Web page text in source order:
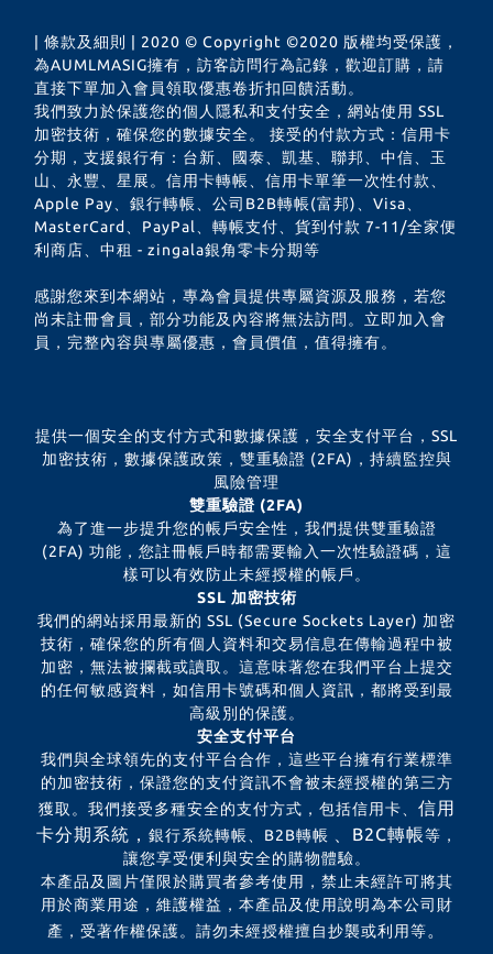
| 條款及細則 | 2020 © Copyright ©2020 版權均受保護，
為AUMLMASIG擁有，訪客訪問行為記錄，歡迎訂購，請
直接下單加入會員領取優惠卷折扣回饋活動。
我們致力於保護您的個人隱私和支付安全，網站使用 SSL
加密技術，確保您的數據安全。 接受的付款方式：信用卡
分期，支援銀行有：台新、國泰、凱基、聯邦、中信、玉
山、永豐、星展。信用卡轉帳、信用卡單筆一次性付款、
Apple Pay、銀行轉帳、公司B2B轉帳(富邦)、Visa、
MasterCard、PayPal、轉帳支付、貨到付款 7-11/全家便
利商店、中租 - zingala銀角零卡分期等
感謝您來到本網站，專為會員提供專屬資源及服務，若您
尚未註冊會員，部分功能及內容將無法訪問。立即加入會
員，完整內容與專屬優惠，會員價值，值得擁有。
提供一個安全的支付方式和數據保護，安全支付平台，SSL
加密技術，數據保護政策，雙重驗證 (2FA)，持續監控與
風險管理
雙重驗證 (2FA)
為了進一步提升您的帳戶安全性，我們提供雙重驗證
(2FA) 功能，您註冊帳戶時都需要輸入一次性驗證碼，這
樣可以有效防止未經授權的帳戶。
SSL 加密技術
我們的網站採用最新的 SSL (Secure Sockets Layer) 加密
技術，確保您的所有個人資料和交易信息在傳輸過程中被
加密，無法被攔截或讀取。這意味著您在我們平台上提交
的任何敏感資料，如信用卡號碼和個人資訊，都將受到最
高級別的保護。
安全支付平台
我們與全球領先的支付平台合作，這些平台擁有行業標準
的加密技術，保證您的支付資訊不會被未經授權的第三方
獲取。我們接受多種安全的支付方式，包括信用卡、 信用
卡分期系統， 銀行系統轉帳、B2B轉帳 、B2C轉帳等，
讓您享受便利與安全的購物體驗。
本產品及圖片僅限於購買者參考使用，禁止未經許可將其
用於商業用途，維護權益，本產品及使用說明為本公司財
產，受著作權保護。請勿未經授權擅自抄襲或利用等。